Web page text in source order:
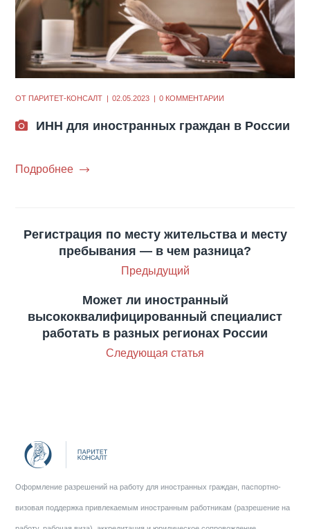
ОТ ПАРИТЕТ-КОНСАЛТ 02.05.2023 0 КОММЕНТАРИИ
ИНН для иностранных граждан в России
Подробнее
Регистрация по месту жительства и месту
пребывания — в чем разница?
Предыдущий
Может ли иностранный
высококвалифицированный специалист
работать в разных регионах России
Следующая статья
Оформление разрешений на работу для иностранных граждан, паспортно-
визовая поддержка привлекаемым иностранным работникам (разрешение на